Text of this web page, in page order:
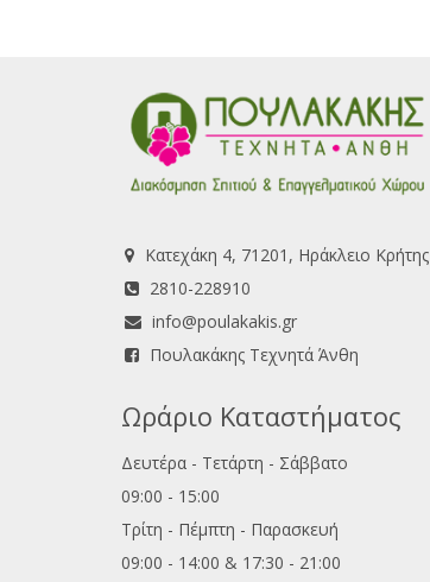
Κατεχάκη 4, 71201, Ηράκλειο Κρήτης
2810-228910
info@poulakakis.gr
Πουλακάκης Τεχνητά Άνθη
Ωράριο Καταστήματος
Δευτέρα - Τετάρτη - Σάββατο
09:00 - 15:00
Τρίτη - Πέμπτη - Παρασκευή
09:00 - 14:00 & 17:30 - 21:00